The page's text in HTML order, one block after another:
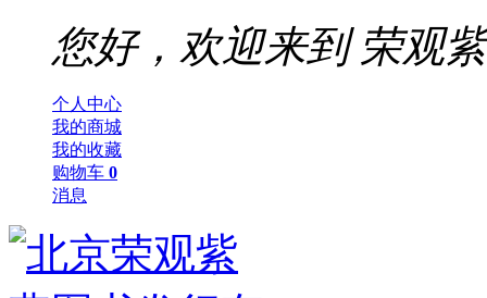
您好，欢迎来到 荣观
个人中心
我的商城
我的收藏
购物车 0
消息